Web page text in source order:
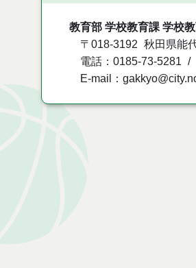
教育部 学校教育課 学校
〒018-3192
秋田県能
電話：0185-73-5281
E-mail：